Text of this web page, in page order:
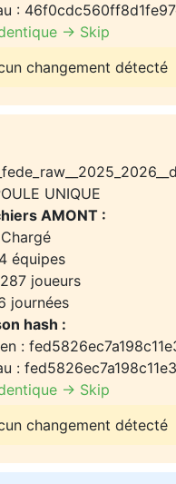
:
→ Skip
changement détecté
UNIQUE
AMONT :
équipes
joueurs
journées
hash :
:
:
→ Skip
changement détecté